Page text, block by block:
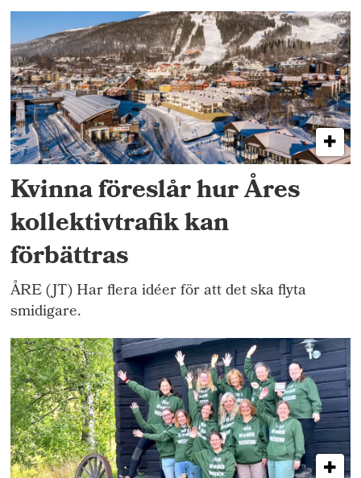
Kvinna föreslår hur Åres
kollektivtrafik kan
förbättras
ÅRE (JT) Har flera idéer för att det ska flyta
smidigare.